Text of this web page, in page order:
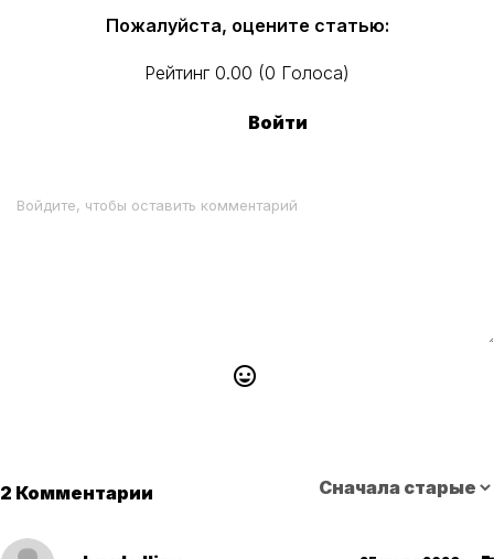
Пожалуйста, оцените статью:
Рейтинг 0.00 (0 Голоса)
Войти
2 Комментарии